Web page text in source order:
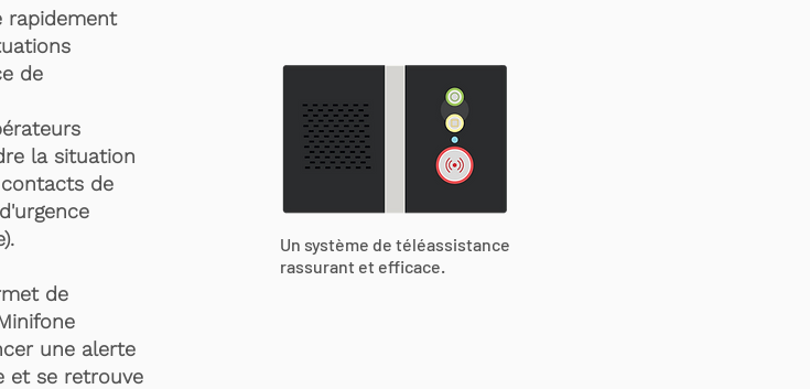
rapidement
de
la situation
de
de
une alerte
et se retrouve
Un système de téléassistance
rassurant et efficace.